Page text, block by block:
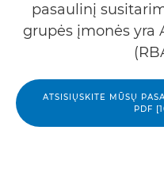
pasaulinį
grupės įmonės yra
ATSISIŲSKITE MŪSŲ
PDF